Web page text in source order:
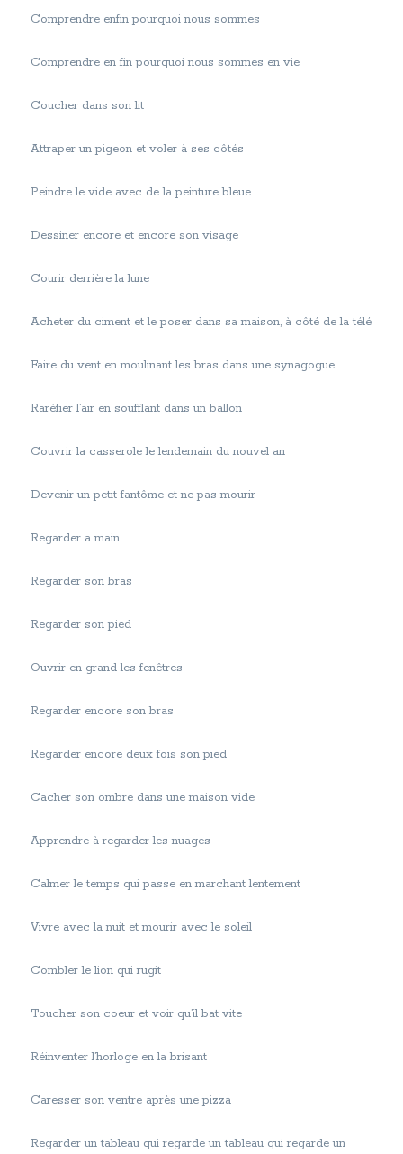
Comprendre enfin pourquoi nous sommes
Comprendre en fin pourquoi nous sommes en vie
Coucher dans son lit
Attraper un pigeon et voler à ses côtés
Peindre le vide avec de la peinture bleue
Dessiner encore et encore son visage
Courir derrière la lune
Acheter du ciment et le poser dans sa maison, à côté de la télé
Faire du vent en moulinant les bras dans une synagogue
Raréfier l’air en soufflant dans un ballon
Couvrir la casserole le lendemain du nouvel an
Devenir un petit fantôme et ne pas mourir
Regarder a main
Regarder son bras
Regarder son pied
Ouvrir en grand les fenêtres
Regarder encore son bras
Regarder encore deux fois son pied
Cacher son ombre dans une maison vide
Apprendre à regarder les nuages
Calmer le temps qui passe en marchant lentement
Vivre avec la nuit et mourir avec le soleil
Combler le lion qui rugit
Toucher son coeur et voir qu’il bat vite
Réinventer l’horloge en la brisant
Caresser son ventre après une pizza
Regarder un tableau qui regarde un tableau qui regarde un